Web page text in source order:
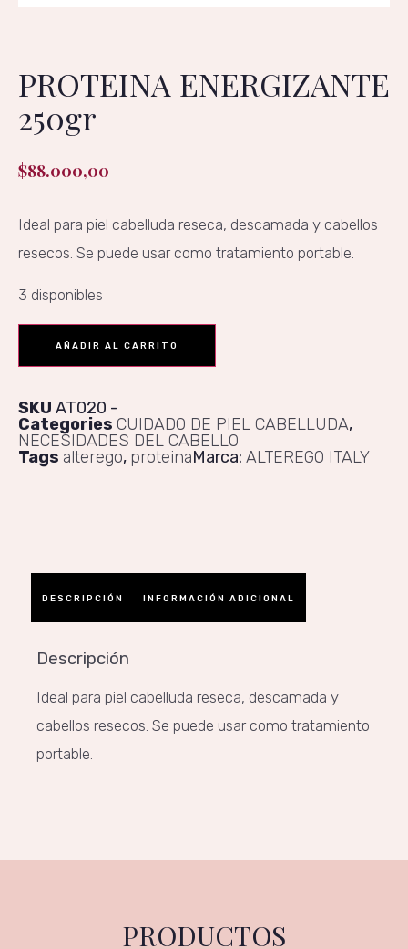
PROTEINA ENERGIZANTE
250gr
$88.000,00
Ideal para piel cabelluda reseca, descamada y cabellos
resecos. Se puede usar como tratamiento portable.
3 disponibles
AÑADIR AL CARRITO
SKU AT020
Categories CUIDADO DE PIEL CABELLUDA,
NECESIDADES DEL CABELLO
Tags alterego, proteinaMarca: ALTEREGO ITALY
DESCRIPCIÓN INFORMACIÓN ADICIONAL
Descripción
Ideal para piel cabelluda reseca, descamada y
cabellos resecos. Se puede usar como tratamiento
portable.
PRODUCTOS